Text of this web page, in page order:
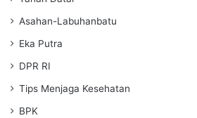
Asahan-Labuhanbatu
Eka Putra
DPR RI
Tips Menjaga Kesehatan
BPK